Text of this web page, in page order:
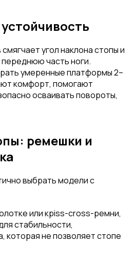
угол наклона стопы и
часть ноги.
умеренные платформы 2–
комфорт, помогают
осваивать повороты,
ремешки и
выбрать модели с
или крiss-cross-ремни,
стабильности,
которая не позволяет стопе